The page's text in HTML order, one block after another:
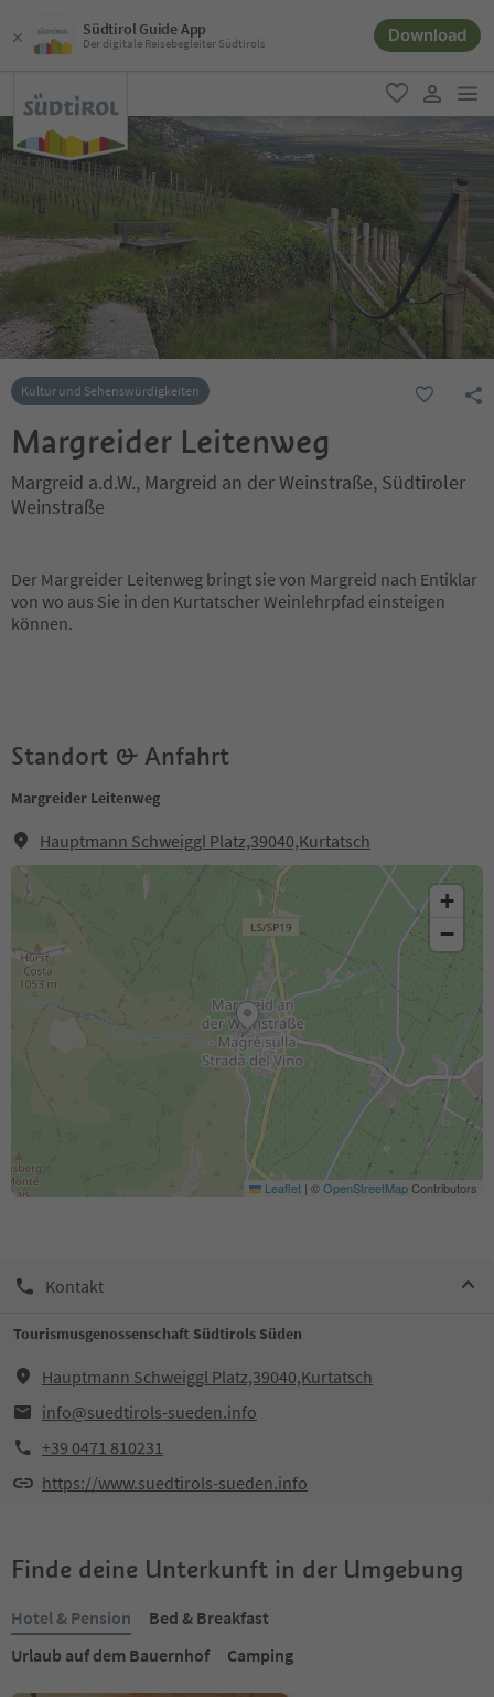
Südtirol Guide App
Der digitale Reisebegleiter Südtirols Download
favorit
user link
Kultur und Sehenswürdigkeiten
Margreider Leitenweg
Margreid a.d.W., Margreid an der Weinstraße, Südtiroler
Weinstraße
Der Margreider Leitenweg bringt sie von Margreid nach Entiklar
von wo aus Sie in den Kurtatscher Weinlehrpfad einsteigen
können.
Standort & Anfahrt
Margreider Leitenweg
Hauptmann Schweiggl Platz,39040,Kurtatsch
+
−
Leaflet | ©OpenStreetMapContributors
Kontakt
Tourismusgenossenschaft Südtirols Süden
Hauptmann Schweiggl Platz,39040,Kurtatsch
info@suedtirols-sueden.info
+39 0471 810231
https://www.suedtirols-sueden.info
Finde deine Unterkunft in der Umgebung
Hotel & Pension
Bed & Breakfast
Urlaub auf dem Bauernhof
Camping